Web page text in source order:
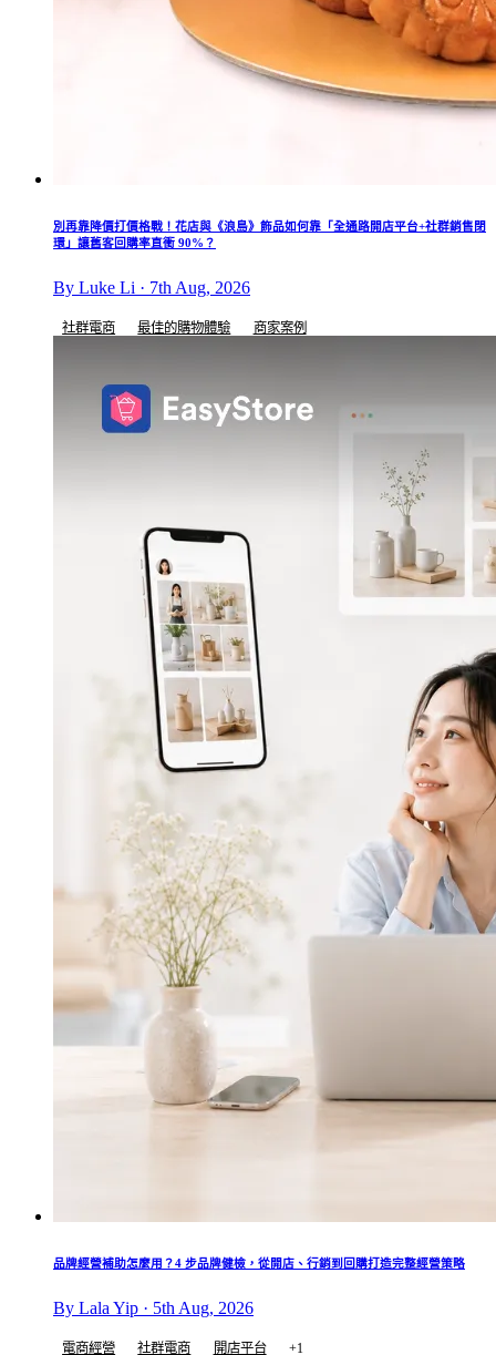
別再靠降價打價格戰！花店與《浪島》飾品如何靠「全通路開店平台+社群銷售閉
環」讓舊客回購率直衝 90%？
By Luke Li · 7th Aug, 2026
社群電商 最佳的購物體驗 商家案例
品牌經營補助怎麼用？4 步品牌健檢，從開店、行銷到回購打造完整經營策略
By Lala Yip · 5th Aug, 2026
電商經營 社群電商 開店平台 +1